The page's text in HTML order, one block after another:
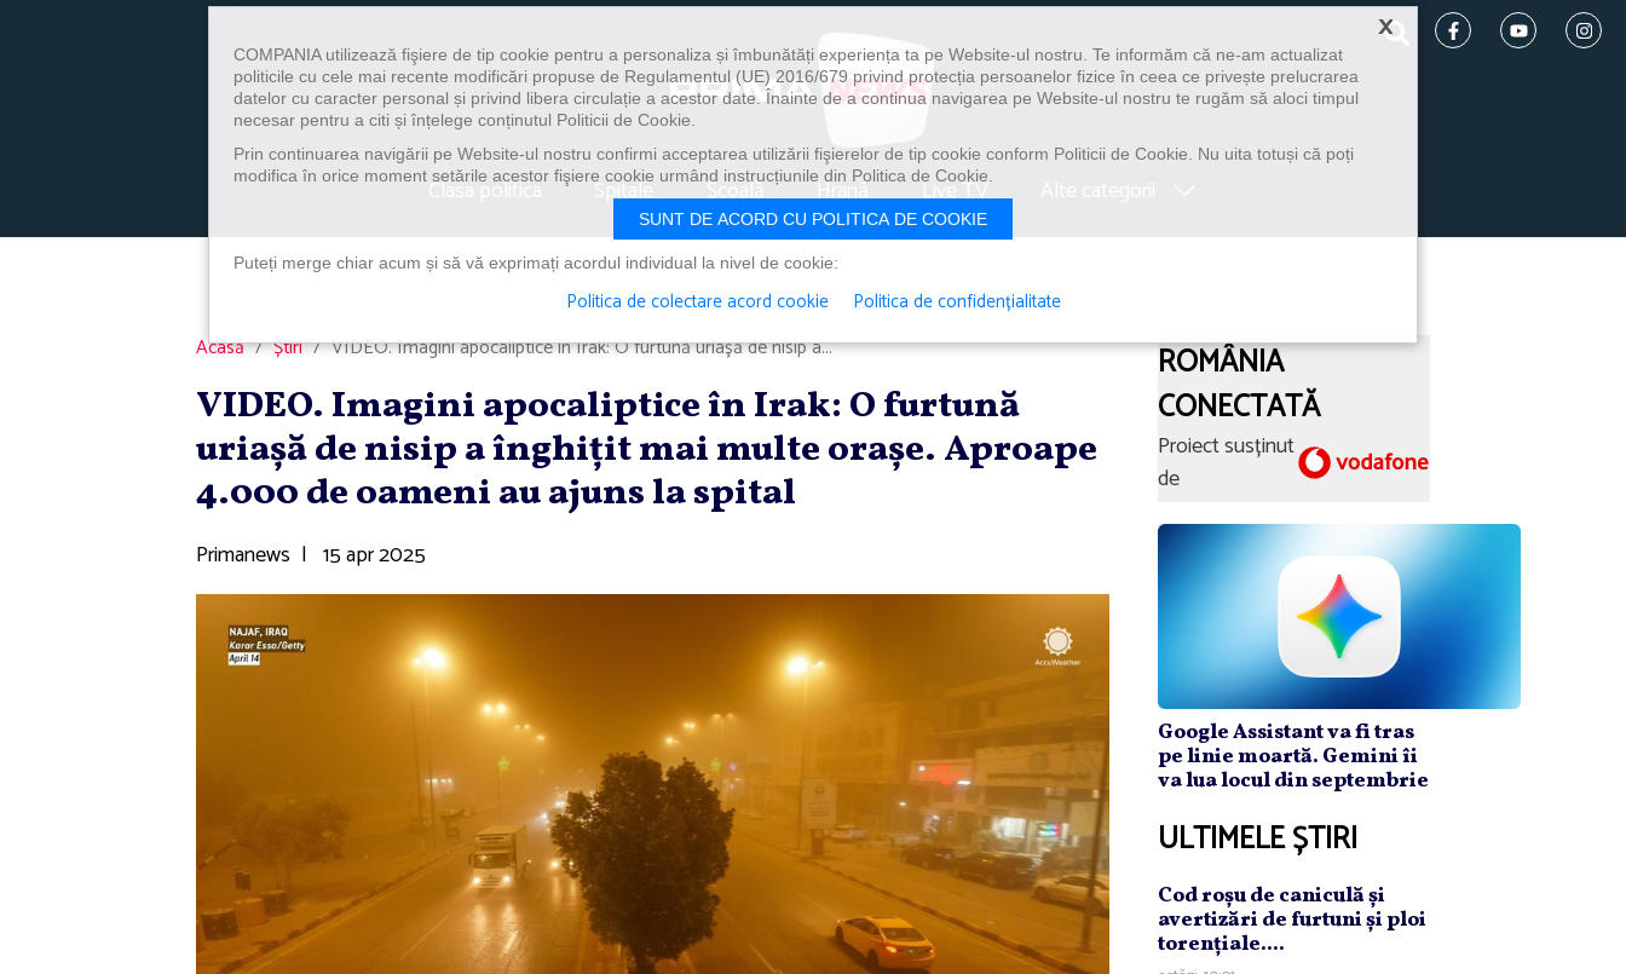
Clasa politica Spitale Școală Hrană Live TV
Acasă Știri VIDEO. Imagini apocaliptice în Irak: O furtună uriaşă de nisip a...
VIDEO. Imagini apocaliptice în Irak: O furtună
uriaşă de nisip a înghiţit mai multe oraşe. Aproape
4.000 de oameni au ajuns la spital
Primanews | 15 apr 2025
ROMÂNIA
CONECTATĂ
Proiect susținut
de
Google Assistant va fi tras
pe linie moartă. Gemini îi
va lua locul din septembrie
ULTIMELE ȘTIRI
Cod roşu de caniculă şi
avertizări de furtuni şi ploi
torenţiale....
×
COMPANIA utilizează fişiere de tip cookie pentru a personaliza și îmbunătăți experiența ta pe Website-ul nostru. Te informăm că ne-am actualizat
politicile cu cele mai recente modificări propuse de Regulamentul (UE) 2016/679 privind protecția persoanelor fizice în ceea ce privește prelucrarea
datelor cu caracter personal și privind libera circulație a acestor date. Înainte de a continua navigarea pe Website-ul nostru te rugăm să aloci timpul
necesar pentru a citi și înțelege conținutul Politicii de Cookie.
Prin continuarea navigării pe Website-ul nostru confirmi acceptarea utilizării fişierelor de tip cookie conform Politicii de Cookie. Nu uita totuși că poți
modifica în orice moment setările acestor fişiere cookie urmând instrucțiunile din Politica de Cookie.
SUNT DE ACORD CU POLITICA DE COOKIE
Puteți merge chiar acum și să vă exprimați acordul individual la nivel de cookie:
Politica de colectare acord cookie Politica de confidențialitate